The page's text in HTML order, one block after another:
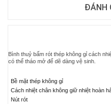
ĐÁNH
Bình thuỷ bấm rót thép không gỉ cách
có thể tháo mở để dẽ dàng vệ sinh.
Bề mặt thép không gỉ
Cách nhiệt chân không giữ nhiệt hoàn
Nút rót